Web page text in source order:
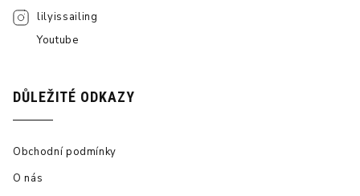
lilyissailing
Youtube
DŮLEŽITÉ ODKAZY
Obchodní podmínky
O nás